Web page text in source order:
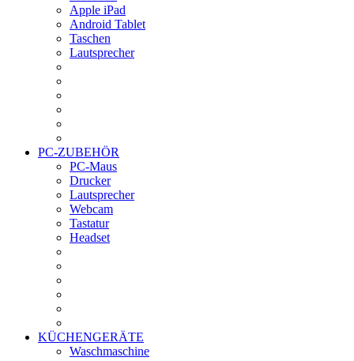
Apple iPad
Android Tablet
Taschen
Lautsprecher
PC-ZUBEHÖR
PC-Maus
Drucker
Lautsprecher
Webcam
Tastatur
Headset
KÜCHENGERÄTE
Waschmaschine